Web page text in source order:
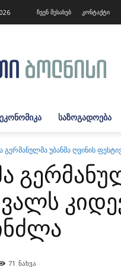
ჩვენ შესახებ კონტაქტი
ᲔᲙᲝᲜᲝᲛᲘᲙᲐ ᲡᲐᲖᲝᲒᲐᲓᲝᲔᲑᲐ
გერმანულმა უბანმა ღვინის
71 ნახვა